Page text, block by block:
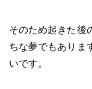
そのため起きた後
ちな夢でもありま
いです。